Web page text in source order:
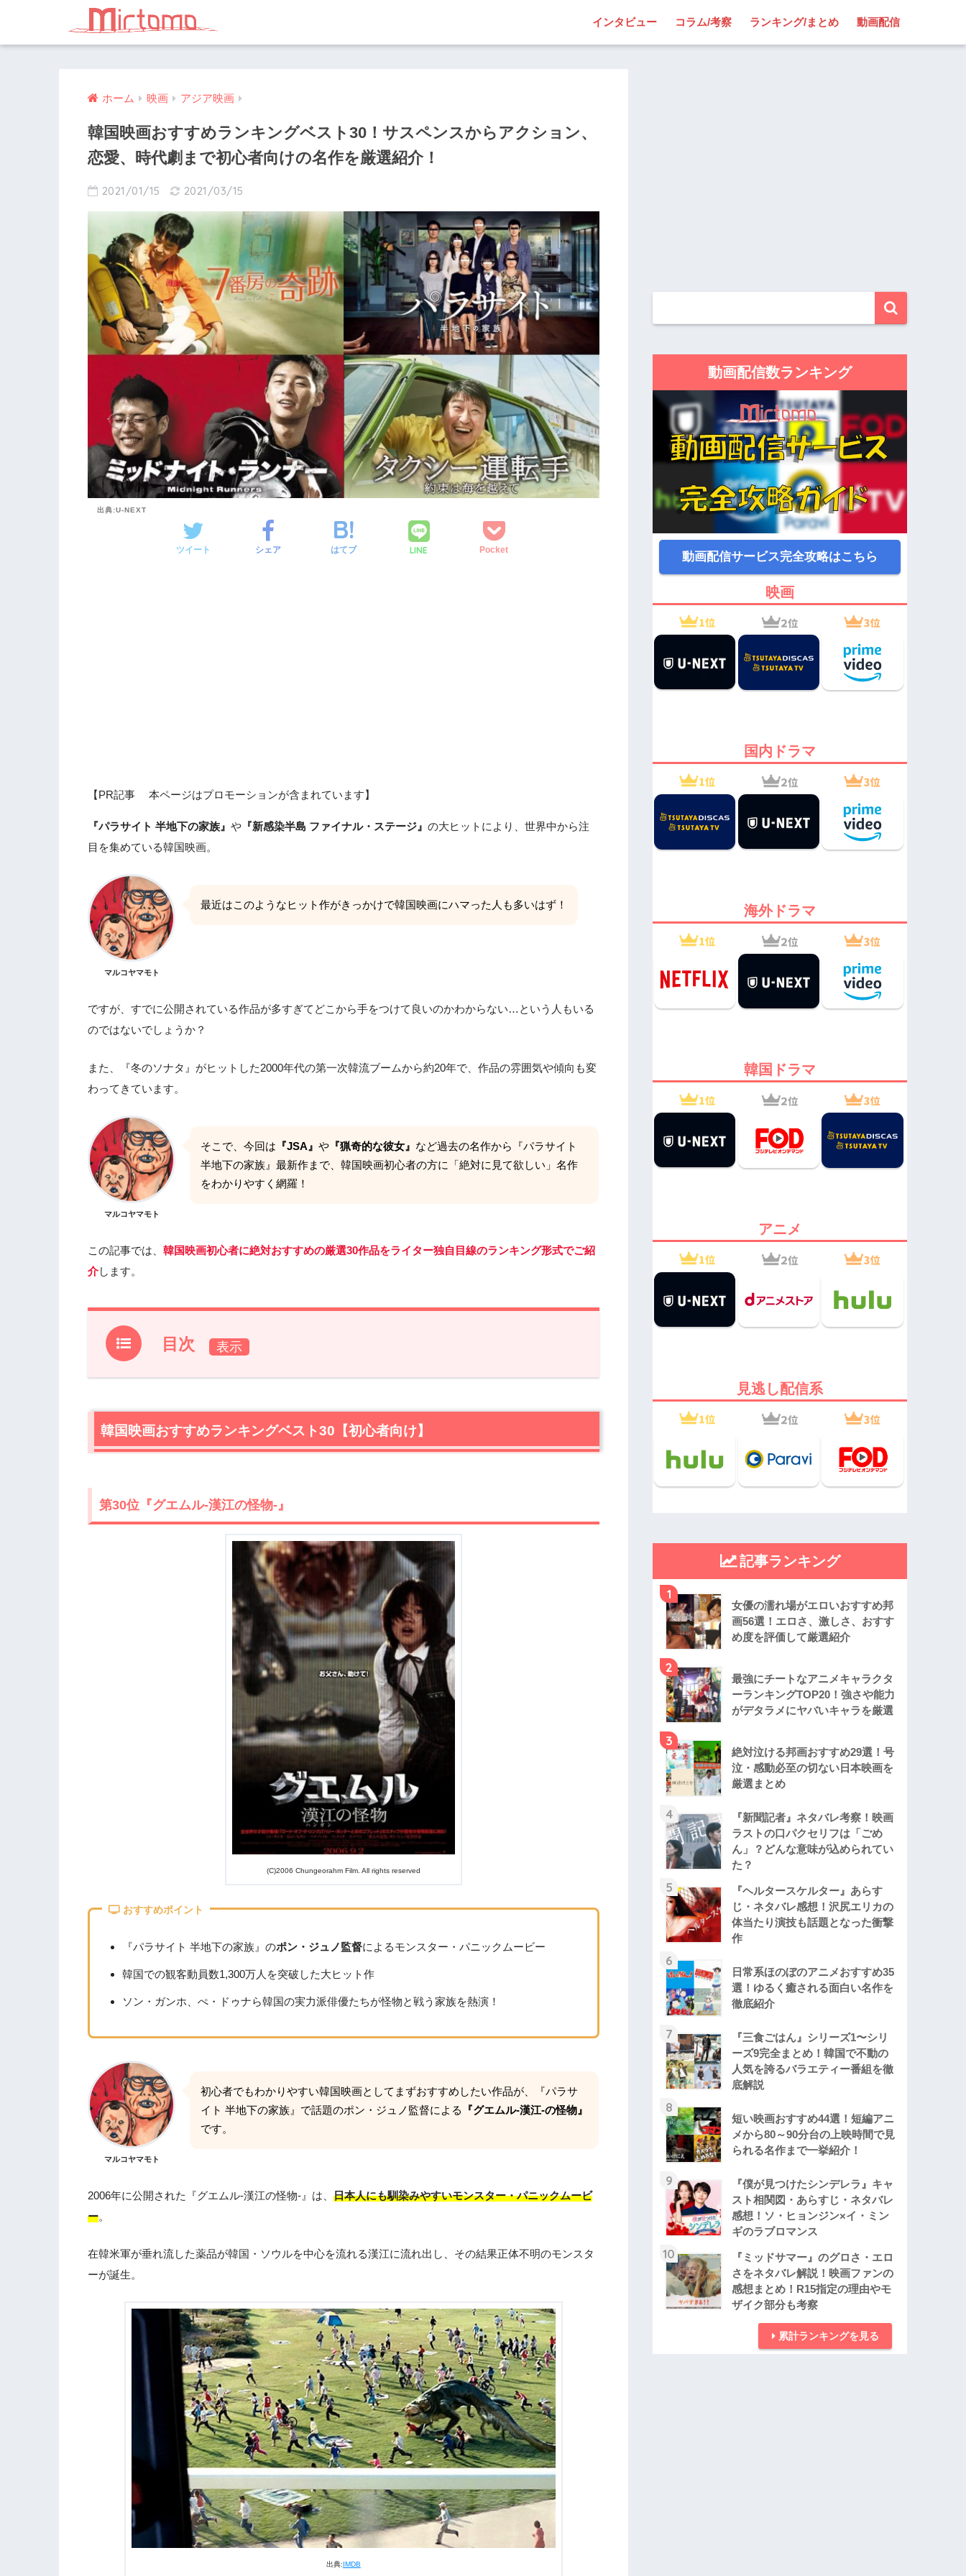
インタビュー コラム/考察 ランキング/まとめ 動画配信
ホーム 映画 アジア映画
韓国映画おすすめランキングベスト30！サスペンスからアクション、
恋愛、時代劇まで初心者向けの名作を厳選紹介！
2021/01/15 2021/03/15
出典:U-NEXT
ツイート シェア はてブ LINE Pocket
【PR記事 本ページはプロモーションが含まれています】
『パラサイト 半地下の家族』 や 『新感染半島 ファイナル・ステージ』 の大ヒットにより、世界中から注
目を集めている韓国映画。
マルコヤマモト
最近はこのようなヒット作がきっかけで韓国映画にハマった人も多いはず！
ですが、すでに公開されている作品が多すぎてどこから手をつけて良いのかわからない…という人もいる
のではないでしょうか？
また、『冬のソナタ』がヒットした2000年代の第一次韓流ブームから約20年で、作品の雰囲気や傾向も変
わってきています。
マルコヤマモト
そこで、今回は 『JSA』 や 『猟奇的な彼女』 など過去の名作から『パラサイト
半地下の家族』最新作まで、韓国映画初心者の方に「絶対に見て欲しい」名作
をわかりやすく網羅！
この記事では、 韓国映画初心者に絶対おすすめの厳選30作品をライター独自目線のランキング形式でご紹
介します。
目次
1.韓国映画おすすめランキングベスト30【初心者向け】
1.2
1.3第28位『猟奇的な彼女』
1.6 第25位『シークレット・ミッション』
第21位『オールド・ボーイ』
第20位『王になった男』
第19位『ベテラン』
第18位『怪しい彼女』
第16位『The Witch / 魔女』
第15位『国際市場で逢いましょう』
第13位『新感染 ファイナル・エクスプレス』
第12位『殺人の追憶』
第8位『エクストリーム・ジョブ』
第7位『サニー 永遠の仲間たち』
第6位『ビューティー・インサイド』
1.27第4位『無垢なる証人』
1.29第2位『タクシー運転手〜約束は海を越えて〜』
韓国映画おすすめランキングベスト30【初心者向け】：まとめ
韓国映画おすすめランキングベスト30【初心者向け】
第30位『グエムル-漢江の怪物-』
(C)2006 Chungeorahm Film. All rights reserved
おすすめポイント
『パラサイト 半地下の家族』のポン・ジュノ監督によるモンスター・パニックムービー
韓国での観客動員数1,300万人を突破した大ヒット作
ソン・ガンホ、ぺ・ドゥナら韓国の実力派俳優たちが怪物と戦う家族を熱演！
マルコヤマモト
初心者でもわかりやすい韓国映画としてまずおすすめしたい作品が、『パラサ
イト 半地下の家族』で話題のポン・ジュノ監督による
『グエムル-漢江-の怪物』
です。
2006年に公開された『グエムル-漢江の怪物-』は、 日本人にも馴染みやすいモンスター・パニックムービ
ー。
在韓米軍が垂れ流した薬品が韓国・ソウルを中心を流れる漢江に流れ出し、その結果正体不明のモンスタ
ーが誕生。
出典:IMDB
動画配信数ランキング
動画配信サービス完全攻略はこちら
映画
国内ドラマ
海外ドラマ
韓国ドラマ
アニメ
見逃し配信系
記事ランキング
1
女優の濡れ場がエロいおすすめ邦
画56選！エロさ、激しさ、おすす
め度を評価して厳選紹介
2
最強にチートなアニメキャラクタ
ーランキングTOP20！強さや能力
がデタラメにヤバいキャラを厳選
3
絶対泣ける邦画おすすめ29選！号
泣・感動必至の切ない日本映画を
厳選まとめ
4
『新聞記者』ネタバレ考察！映画
ラストの口パクセリフは「ごめ
ん」？どんな意味が込められてい
た？
5
『ヘルタースケルター』あらす
じ・ネタバレ感想！沢尻エリカの
体当たり演技も話題となった衝撃
作
6
日常系ほのぼのアニメおすすめ35
選！ゆるく癒される面白い名作を
徹底紹介
7
『三食ごはん』シリーズ1〜シリ
ーズ9完全まとめ！韓国で不動の
人気を誇るバラエティー番組を徹
底解説
8
短い映画おすすめ44選！短編アニ
メから80～90分台の上映時間で見
られる名作まで一挙紹介！
9
『僕が見つけたシンデレラ』キャ
スト相関図・あらすじ・ネタバレ
感想！ソ・ヒョンジン×イ・ミン
ギのラブロマンス
10
『ミッドサマー』のグロさ・エロ
さをネタバレ解説！映画ファンの
感想まとめ！R15指定の理由やモ
ザイク部分も考察
累計ランキングを見る